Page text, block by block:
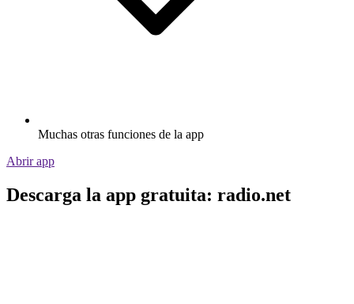
Muchas otras funciones de la app
Abrir app
Descarga la app gratuita: radio.net